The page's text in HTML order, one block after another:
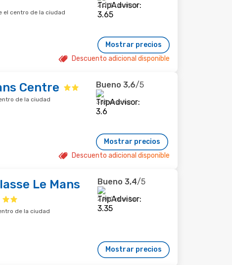
el centro de la ciudad
2.013 reseñas
Mostrar precios
Descuento adicional disponible
Centre
de la ciudad
Bueno 3,6/5
355 reseñas
Mostrar precios
Descuento adicional disponible
Le Mans
de la ciudad
Bueno 3,4/5
2.900 reseñas
Mostrar precios